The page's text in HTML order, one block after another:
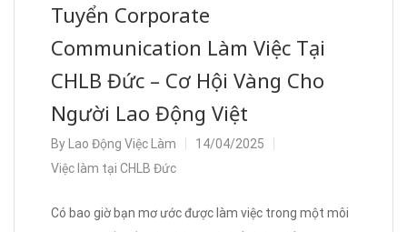
Tuyển Corporate
Communication Làm Việc Tại
CHLB Đức – Cơ Hội Vàng Cho
Người Lao Động Việt
By Lao Động Việc Làm
14/04/2025
Việc làm tại CHLB Đức
Có bao giờ bạn mơ ước được làm việc trong một môi